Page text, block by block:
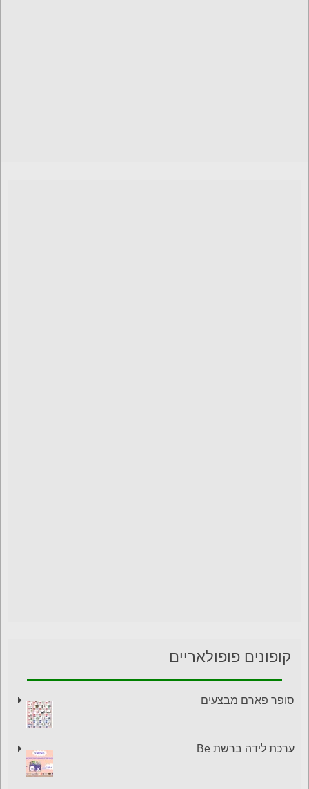
קופונים פופולאריים
סופר פארם מבצעים
ערכת לידה ברשת Be